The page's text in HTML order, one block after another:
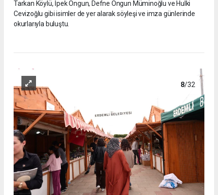
Tarkan Köylü, İpek Ongun, Defne Ongun Müminoğlu ve Hulki
Cevizoğlu gibi isimler de yer alarak söyleşi ve imza günlerinde
okurlarıyla buluştu.
8/32